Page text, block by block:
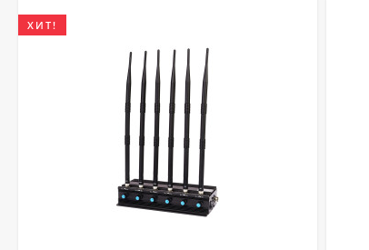
ХИТ!